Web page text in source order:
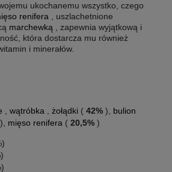
ukochanemu wszystko, czego
renifera , uszlachetnione
marchewką , zapewnia wyjątkową i
która dostarcza mu również
i minerałów.
wątróbka żołądki ( 42% ),
bulion
mięso renifera ( 20,5% )